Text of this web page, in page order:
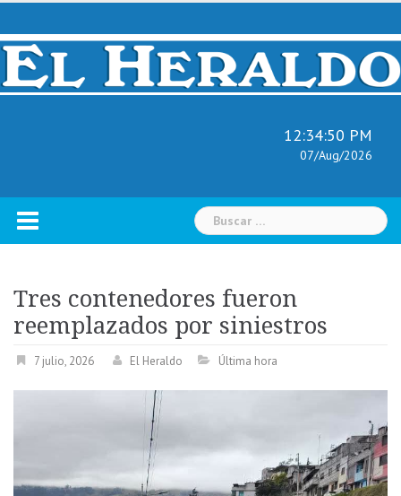
Skip
content
12:34:51 PM
07/Aug/2026
Buscar:
Tres contenedores fueron
reemplazados por siniestros
7 julio, 2026 El Heraldo Última hora